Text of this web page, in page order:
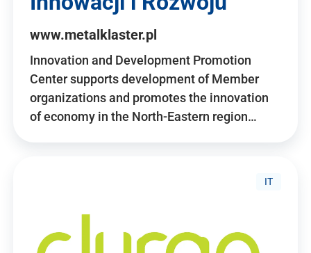
www.metalklaster.pl
Innovation and Development Promotion
Center supports development of Member
organizations and promotes the innovation
of economy in the North-Eastern region…
IT